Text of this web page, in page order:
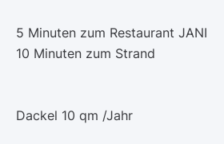
5 Minuten zum Restaurant JANI
10 Minuten zum Strand
Dackel 10 qm /Jahr